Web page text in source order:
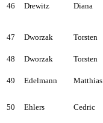
46 Drewitz Diana
47 Dworzak Torsten
48 Dworzak Torsten
49 Edelmann Matthias
50 Ehlers Cedric